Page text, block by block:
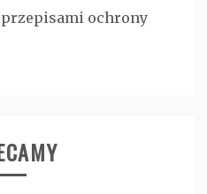
przepisami ochrony